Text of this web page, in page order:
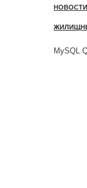
НОВОСТИ
MySQL